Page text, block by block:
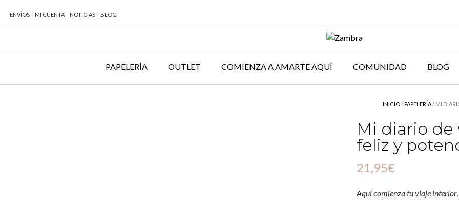
ENVÍOS MI CUENTA NOTICIAS BLOG
PAPELERÍA OUTLET COMIENZA A AMARTE AQUÍ COMUNIDAD BLOG
INICIO/PAPELERÍA/ MI
Mi diario de
feliz y
21,95€
Aquí comienza tu viaje interior.